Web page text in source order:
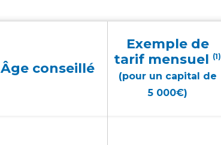
Âge conseillé
Exemple de
tarif mensuel (1)
(pour un capital de
5 000€)